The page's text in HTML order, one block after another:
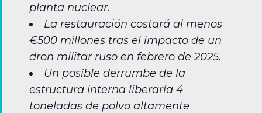
planta nuclear.
La restauración costará al menos
€500 millones tras el impacto de un
dron militar ruso en febrero de 2025.
Un posible derrumbe de la
estructura interna liberaría 4
toneladas de polvo altamente